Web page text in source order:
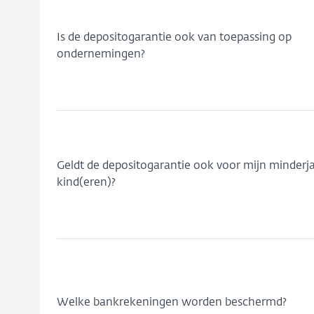
Is de depositogarantie ook van toepassing op
ondernemingen?
Geldt de depositogarantie ook voor mijn
kind(eren)?
Welke bankrekeningen worden beschermd?